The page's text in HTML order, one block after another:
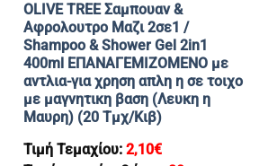
OLIVE TREE Σαμπουαν &
Αφρολουτρο Mαζι 2σε1 /
Shampoo & Shower Gel 2in1
400ml ΕΠΑΝΑΓΕΜΙΖΟΜΕΝΟ με
αντλια-για χρηση απλη η σε τοιχο
με μαγνητικη βαση (Λευκη η
Μαυρη) (20 Τμχ/Κιβ)
Τιμή Τεμαχίου: 2,10€